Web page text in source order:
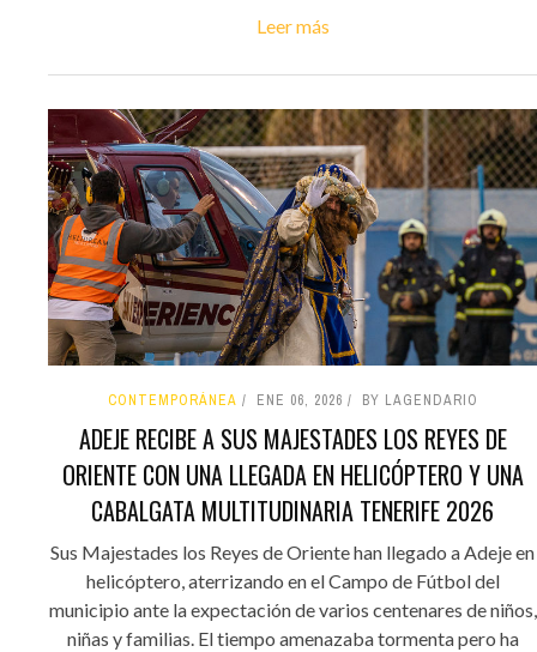
Leer más
CONTEMPORÁNEA ENE 06, 2026 BY LAGENDARIO
ADEJE RECIBE A SUS MAJESTADES LOS REYES DE
ORIENTE CON UNA LLEGADA EN HELICÓPTERO Y UNA
CABALGATA MULTITUDINARIA TENERIFE 2026
Sus Majestades los Reyes de Oriente han llegado a Adeje en
helicóptero, aterrizando en el Campo de Fútbol del
municipio ante la expectación de varios centenares de niños,
niñas y familias. El tiempo amenazaba tormenta pero ha